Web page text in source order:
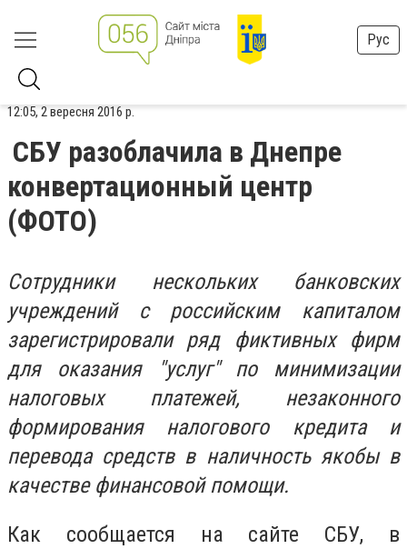
Рус
12:05, 2 вересня 2016 р.
СБУ разоблачила в Днепре
конвертационный центр
(ФОТО)
Сотрудники нескольких банковских
учреждений с российским капиталом
зарегистрировали ряд фиктивных фирм
для оказания "услуг" по минимизации
налоговых платежей, незаконного
формирования налогового кредита и
перевода средств в наличность якобы в
качестве финансовой помощи.
Как сообщается на сайте СБУ, в